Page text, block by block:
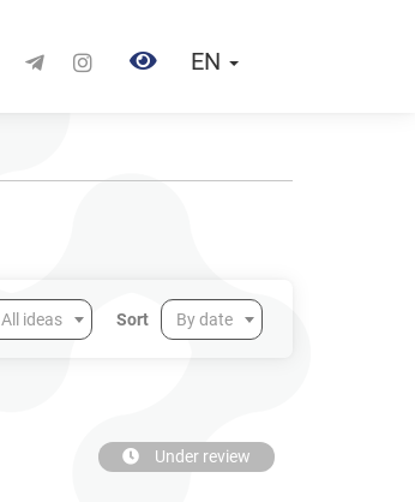
EN
All ideas Sort By date
Under review